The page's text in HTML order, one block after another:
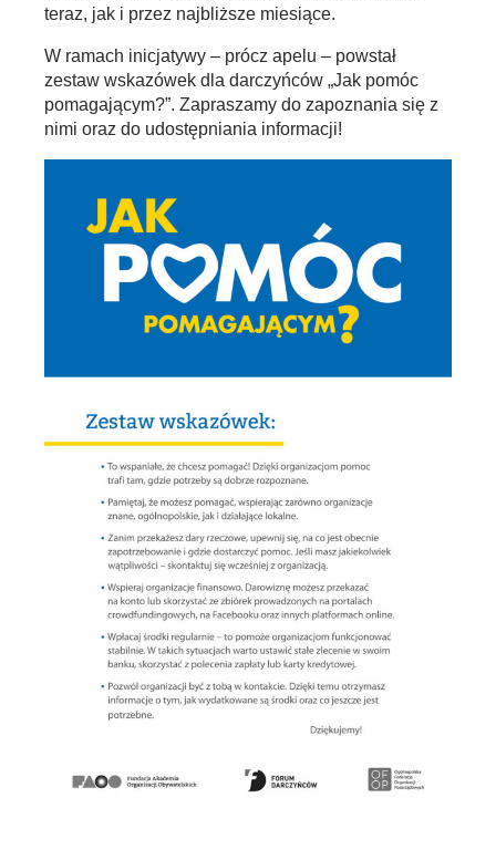
teraz, jak i przez najbliższe miesiące.
W ramach inicjatywy – prócz apelu – powstał
zestaw wskazówek dla darczyńców „Jak pomóc
pomagającym?”. Zapraszamy do zapoznania się z
nimi oraz do udostępniania informacji!